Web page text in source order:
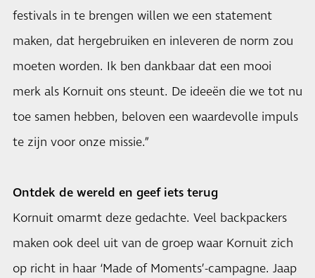
festivals in te brengen willen we een statement
maken, dat hergebruiken en inleveren de norm zou
moeten worden. Ik ben dankbaar dat een mooi
merk als Kornuit ons steunt. De ideeën die we tot nu
toe samen hebben, beloven een waardevolle impuls
te zijn voor onze missie.”
Ontdek de wereld en geef iets terug
Kornuit omarmt deze gedachte. Veel backpackers
maken ook deel uit van de groep waar Kornuit zich
op richt in haar ‘Made of Moments’-campagne. Jaap